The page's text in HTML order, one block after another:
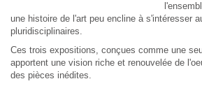
une histoire de l'art peu encline à s'intéresser
pluridisciplinaires.
Ces trois expositions, conçues comme une
apportent une vision riche et renouvelée de
des pièces inédites.